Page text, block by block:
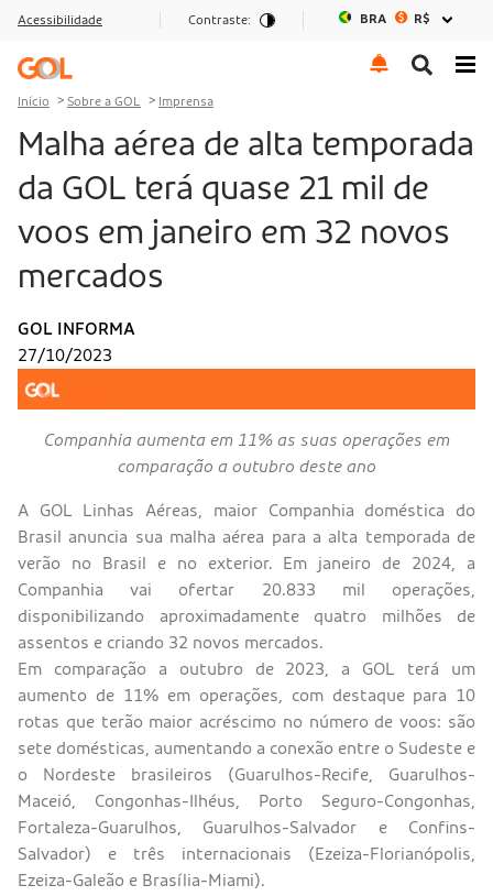
Ir para o menu
Ir para o conteúdo
Ir para o rodapé
Acessibilidade Contraste: BRA R$
Início Sobre a GOL Imprensa
Malha aérea de alta temporada
da GOL terá quase 21 mil de
voos em janeiro em 32 novos
mercados
GOL INFORMA
27/10/2023
Companhia aumenta em 11% as suas operações em
comparação a outubro deste ano
A GOL Linhas Aéreas, maior Companhia doméstica do
Brasil anuncia sua malha aérea para a alta temporada de
verão no Brasil e no exterior. Em janeiro de 2024, a
Companhia vai ofertar 20.833 mil operações,
disponibilizando aproximadamente quatro milhões de
assentos e criando 32 novos mercados.
Em comparação a outubro de 2023, a GOL terá um
aumento de 11% em operações, com destaque para 10
rotas que terão maior acréscimo no número de voos: são
sete domésticas, aumentando a conexão entre o Sudeste e
o Nordeste brasileiros (Guarulhos-Recife, Guarulhos-
Maceió, Congonhas-Ilhéus, Porto Seguro-Congonhas,
Fortaleza-Guarulhos, Guarulhos-Salvador e Confins-
Salvador) e três internacionais (Ezeiza-Florianópolis,
Ezeiza-Galeão e Brasília-Miami).